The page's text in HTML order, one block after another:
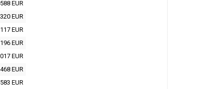
EUR
EUR
EUR
EUR
EUR
EUR
EUR